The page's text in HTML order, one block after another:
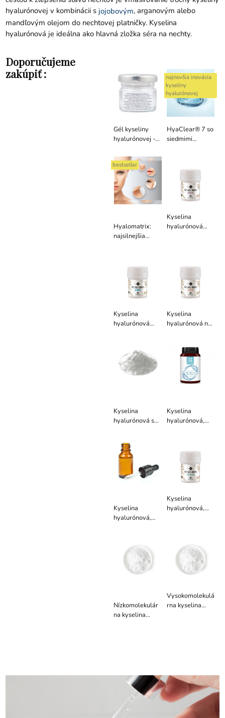
hyalurónovej v kombinácii s jojobovým, arganovým alebo
mandľovým olejom do nechtovej platničky. Kyselina
hyalurónová je ideálna ako hlavná zložka séra na nechty.
Doporučujeme
zakúpiť :
Gél kyseliny
hyalurónovej -
najnovšia inovácia
kyseliny
hyalurónovej
HyaClear® 7 so
siedmimi
kyseliny
hyalurónovej,
10 ml
bestseller
Hyalomatrix:
najsilnejšia
Kyselina
hyalurónová
Kyselina
hyalurónová
Kyselina
hyalurónová na
Kyselina
hyalurónová s
hmotnosťou 5 /
10 / 50 g
Kyselina
hyalurónová,
Kyselina
hyalurónová,
Kyselina
hyalurónová,
Nízkomolekulár
na kyselina
Vysokomolekulá
rna kyselina